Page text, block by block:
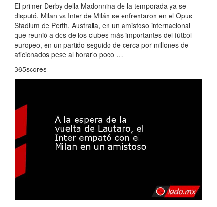
El primer Derby della Madonnina de la temporada ya se
disputó. Milan vs Inter de Milán se enfrentaron en el Opus
Stadium de Perth, Australia, en un amistoso internacional
que reunió a dos de los clubes más importantes del fútbol
europeo, en un partido seguido de cerca por millones de
aficionados pese al horario poco …
365scores